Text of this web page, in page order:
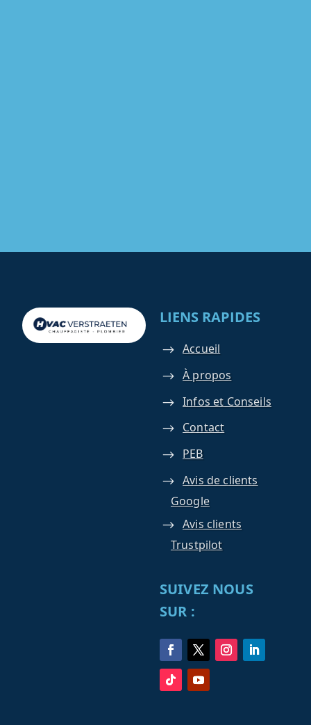
LIENS RAPIDES
Accueil
À propos
Infos et Conseils
Contact
PEB
Avis de clients
Google
Avis clients
Trustpilot
SUIVEZ NOUS
SUR :